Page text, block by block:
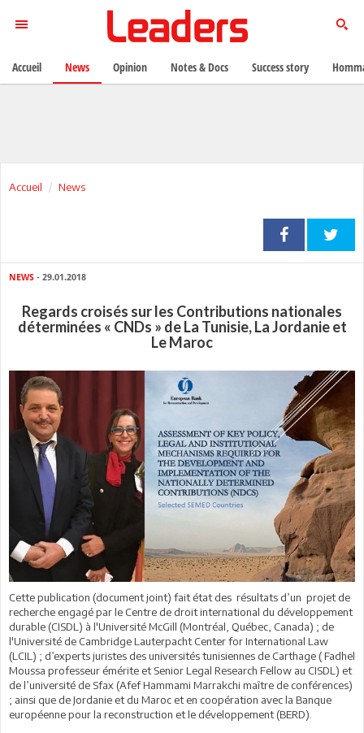
Accueil News
NEWS - 29.01.2018
Regards croisés sur les Contributions nationales
déterminées « CNDs » de La Tunisie, La Jordanie et
Le Maroc
Cette publication (document joint) fait état des résultats d’un projet de
recherche engagé par le Centre de droit international du développement
durable (CISDL) à l'Université McGill (Montréal, Québec, Canada) ; de
l'Université de Cambridge Lauterpacht Center for International Law
(LCIL) ; d’experts juristes des universités tunisiennes de Carthage ( Fadhel
Moussa professeur émérite et Senior Legal Research Fellow au CISDL) et
de l’université de Sfax (Afef Hammami Marrakchi maître de conférences)
; ainsi que de Jordanie et du Maroc et en coopération avec la Banque
européenne pour la reconstruction et le développement (BERD).
Accueil News Opinion Notes & Docs Success story